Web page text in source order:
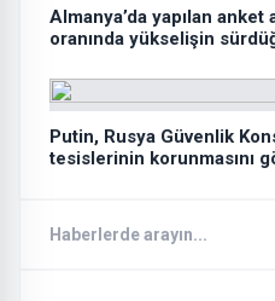
Almanya’da yapılan anket
oranında yükselişin
Putin, Rusya Güvenlik
tesislerinin korunmasını